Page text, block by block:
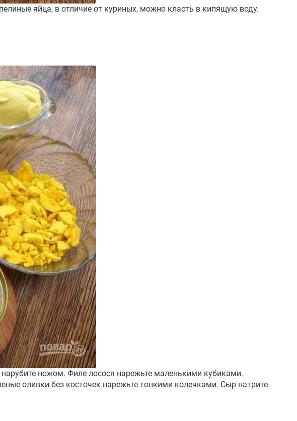
яйца, в отличие от куриных, можно класть в кипящую воду.
ножом. Филе лосося нарежьте маленькими кубиками.
оливки без косточек нарежьте тонкими колечками. Сыр натрите